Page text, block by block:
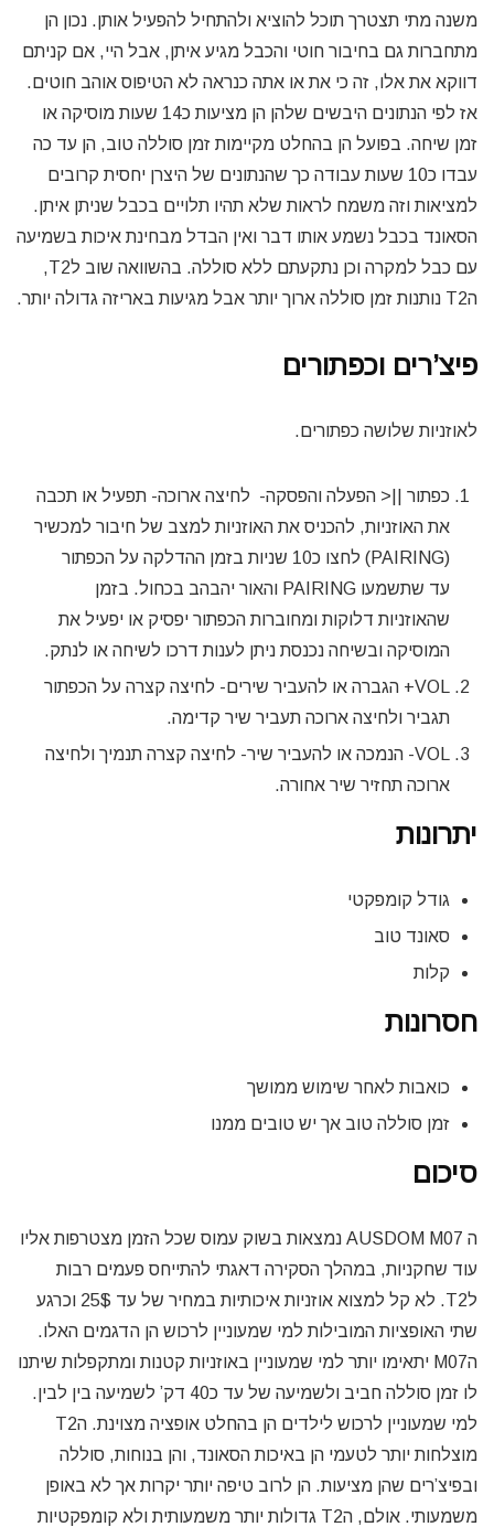
משנה מתי תצטרך תוכל להוציא ולהתחיל להפעיל אותן. נכון הן
מתחברות גם בחיבור חוטי והכבל מגיע איתן, אבל היי, אם קניתם
דווקא את אלו, זה כי את או אתה כנראה לא הטיפוס אוהב חוטים.
אז לפי הנתונים היבשים שלהן הן מציעות כ14 שעות מוסיקה או
זמן שיחה. בפועל הן בהחלט מקיימות זמן סוללה טוב, הן עד כה
עבדו כ10 שעות עבודה כך שהנתונים של היצרן יחסית קרובים
למציאות וזה משמח לראות שלא תהיו תלויים בכבל שניתן איתן.
הסאונד בכבל נשמע אותו דבר ואין הבדל מבחינת איכות בשמיעה
עם כבל למקרה וכן נתקעתם ללא סוללה. בהשוואה שוב לT2,
הT2 נותנות זמן סוללה ארוך יותר אבל מגיעות באריזה גדולה יותר.
פיצ’רים וכפתורים
לאוזניות שלושה כפתורים.
כפתור ||< הפעלה והפסקה- לחיצה ארוכה- תפעיל או תכבה
את האוזניות, להכניס את האוזניות למצב של חיבור למכשיר
(PAIRING) לחצו כ10 שניות בזמן ההדלקה על הכפתור
עד שתשמעו PAIRING והאור יהבהב בכחול. בזמן
שהאוזניות דלוקות ומחוברות הכפתור יפסיק או יפעיל את
המוסיקה ובשיחה נכנסת ניתן לענות דרכו לשיחה או לנתק.
VOL+ הגברה או להעביר שירים- לחיצה קצרה על הכפתור
תגביר ולחיצה ארוכה תעביר שיר קדימה.
VOL- הנמכה או להעביר שיר- לחיצה קצרה תנמיך ולחיצה
ארוכה תחזיר שיר אחורה.
יתרונות
גודל קומפקטי
סאונד טוב
קלות
חסרונות
כואבות לאחר שימוש ממושך
זמן סוללה טוב אך יש טובים ממנו
סיכום
ה AUSDOM M07 נמצאות בשוק עמוס שכל הזמן מצטרפות אליו
עוד שחקניות, במהלך הסקירה דאגתי להתייחס פעמים רבות
לT2. לא קל למצוא אוזניות איכותיות במחיר של עד 25$ וכרגע
שתי האופציות המובילות למי שמעוניין לרכוש הן הדגמים האלו.
הM07 יתאימו יותר למי שמעוניין באוזניות קטנות ומתקפלות שיתנו
לו זמן סוללה חביב ולשמיעה של עד כ40 דק’ לשמיעה בין לבין.
למי שמעוניין לרכוש לילדים הן בהחלט אופציה מצוינת. הT2
מוצלחות יותר לטעמי הן באיכות הסאונד, והן בנוחות, סוללה
ובפיצ’רים שהן מציעות. הן לרוב טיפה יותר יקרות אך לא באופן
משמעותי. אולם, הT2 גדולות יותר משמעותית ולא קומפקטיות